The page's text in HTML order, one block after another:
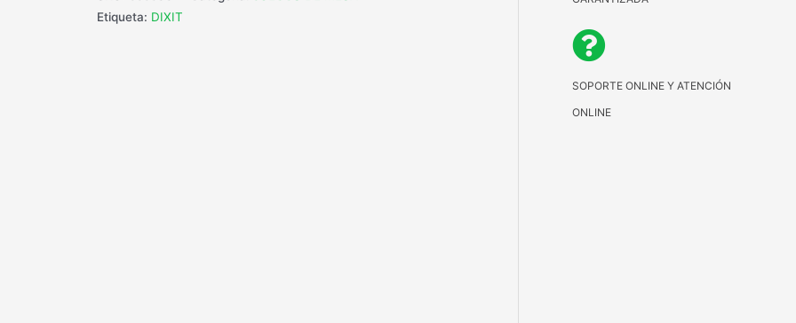
Etiqueta: DIXIT
SOPORTE ONLINE Y ATENCIÓN
ONLINE